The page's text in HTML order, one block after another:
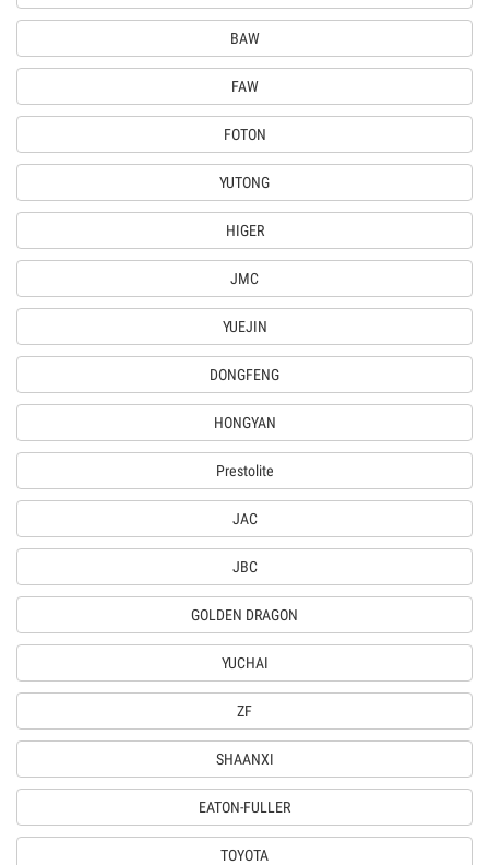
BAW
FAW
FOTON
YUTONG
HIGER
JMC
YUEJIN
DONGFENG
HONGYAN
Prestolite
JAC
JBC
GOLDEN DRAGON
YUCHAI
ZF
SHAANXI
EATON-FULLER
TOYOTA